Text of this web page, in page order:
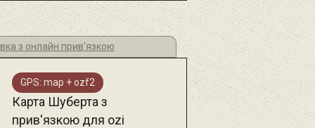
з онлайн прив'язкою
GPS: map + ozf2
Карта Шуберта з
прив'язкою для ozi